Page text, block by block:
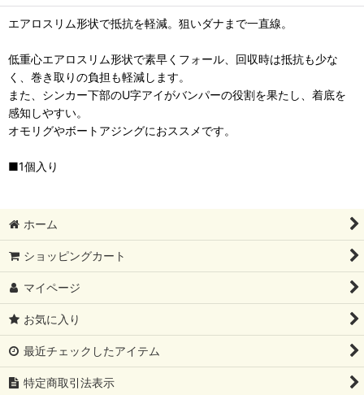
エアロスリム形状で抵抗を軽減。狙いダナまで一直線。
低重心エアロスリム形状で素早くフォール、回収時は抵抗も少な
く、巻き取りの負担も軽減します。
また、シンカー下部のU字アイがバンパーの役割を果たし、着底を
感知しやすい。
オモリグやボートアジングにおススメです。
■1個入り
ホーム
ショッピングカート
マイページ
お気に入り
最近チェックしたアイテム
特定商取引法表示